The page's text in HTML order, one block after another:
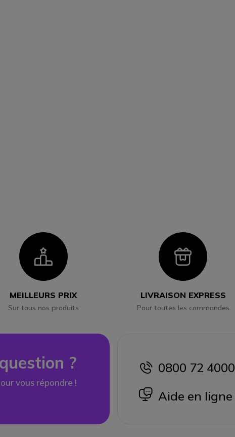
Icon
MEILLEURS PRIX
Sur tous nos produits
Icon
LIVRAISON EXPRESS
Pour toutes les commandes
?
vous répondre !
icon
0800 72 4000
icon
Aide en ligne